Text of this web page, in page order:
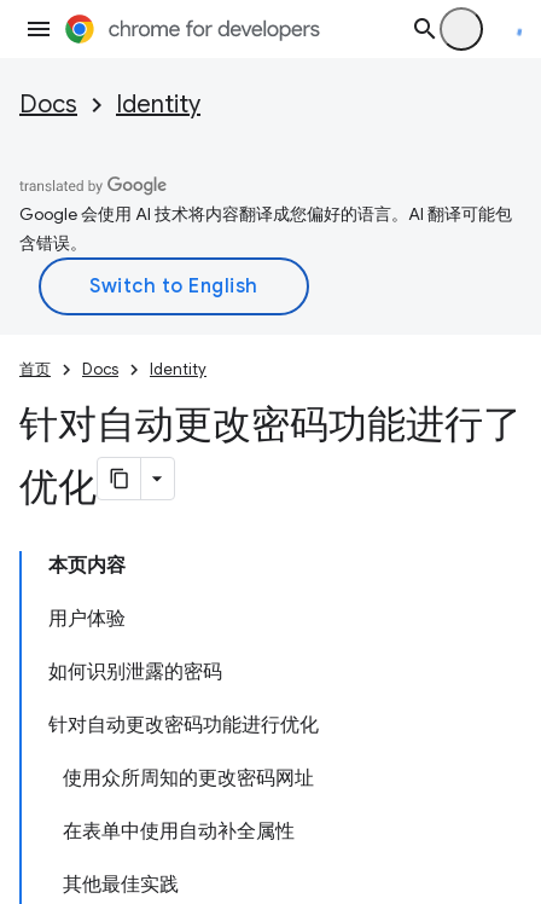
Docs Identity
Google 会使用 AI 技术将内容翻译成您偏好的语言。AI 翻译可能包
含错误。
首页 Docs Identity
针对自动更改密码功能进行了
优化
本页内容
用户体验
如何识别泄露的密码
针对自动更改密码功能进行优化
使用众所周知的更改密码网址
在表单中使用自动补全属性
其他最佳实践